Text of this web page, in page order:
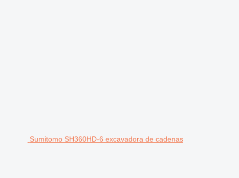
Sumitomo SH360HD-6 excavadora de cadenas